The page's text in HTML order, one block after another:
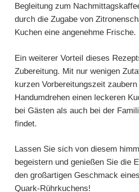
Begleitung zum
durch die Zugabe von
Kuchen eine angenehme Frische.
Ein weiterer Vorteil dieses
Zubereitung. Mit nur wenigen
kurzen Vorbereitungszeit zaubern
Handumdrehen einen leckeren
bei Gästen als auch bei der
findet.
Lassen Sie sich von diesem
begeistern und genießen Sie die
den großartigen Geschmack
Quark-Rührkuchens!